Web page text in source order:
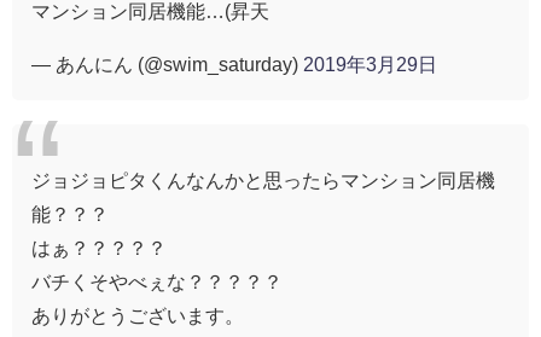
マンション同居機能…(昇天
— あんにん (@swim_saturday) 2019年3月29日
ジョジョピタくんなんかと思ったらマンション同居機
能？？？
はぁ？？？？？
バチくそやべぇな？？？？？
ありがとうございます。